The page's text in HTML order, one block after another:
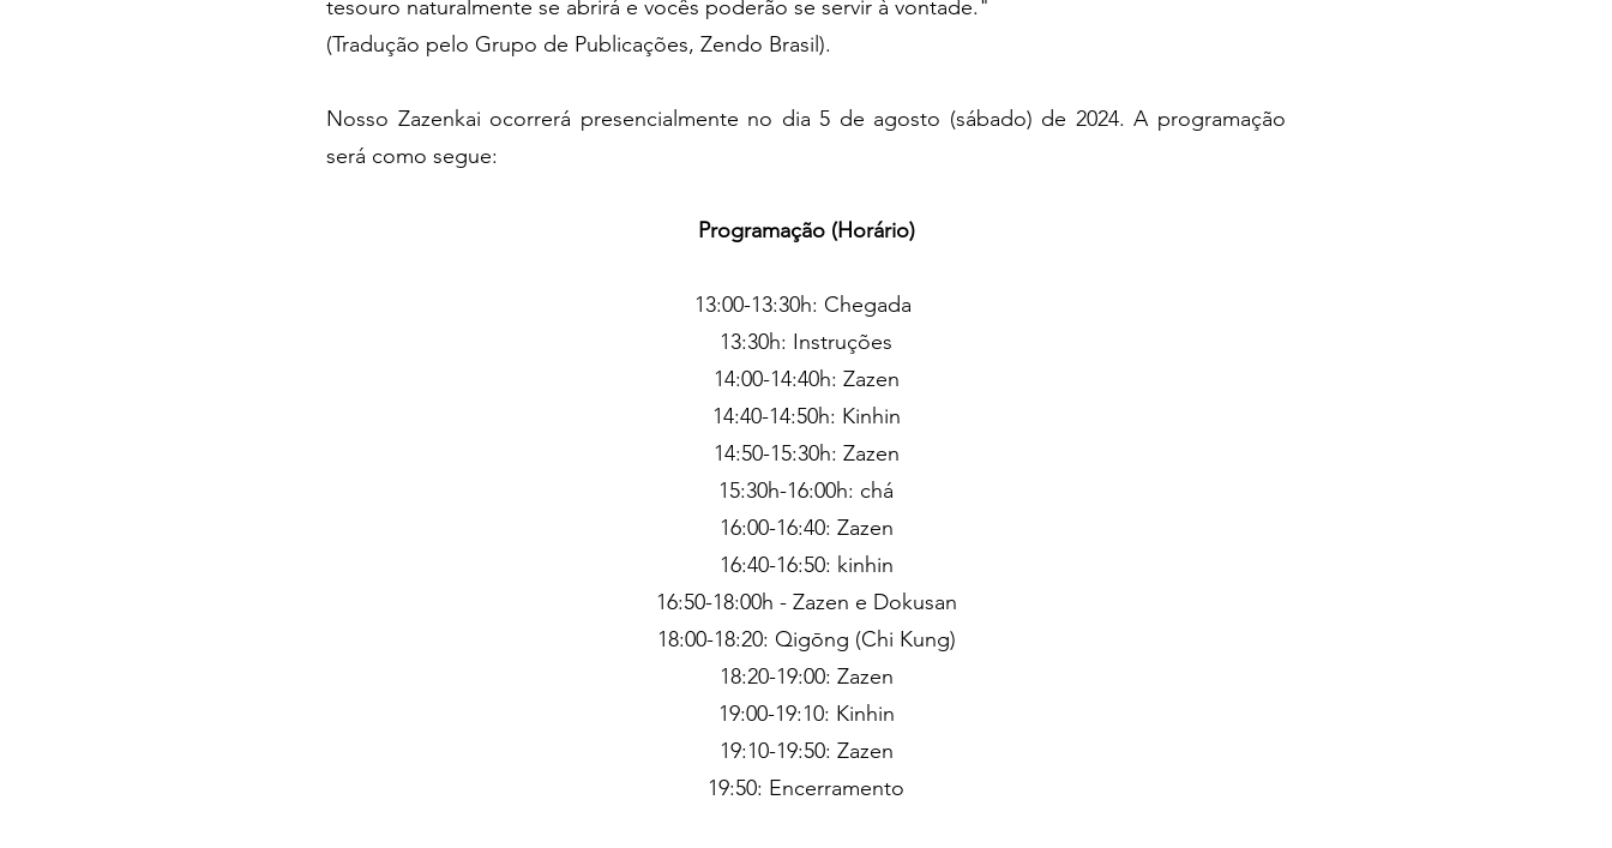
tesouro naturalmente se abrirá e vocês poderão se servir à vontade."
​(Tradução pelo Grupo de Publicações, Zendo Brasil).​
Nosso Zazenkai ocorrerá presencialmente no dia 5 de agosto (sábado) de 2024. A programação
será como segue:
Programação (Horário)
13:00-13:30h: Chegada
13:30h: Instruções
14:00-14:40h: Zazen
14:40-14:50h: Kinhin
14:50-15:30h: Zazen
15:30h-16:00h: chá
16:00-16:40: Zazen
16:40-16:50: kinhin
16:50-18:00h - Zazen e Dokusan
18:00-18:20: Qigōng (Chi Kung)
18:20-19:00: Zazen
19:00-19:10: Kinhin
19:10-19:50: Zazen
19:50: Encerramento